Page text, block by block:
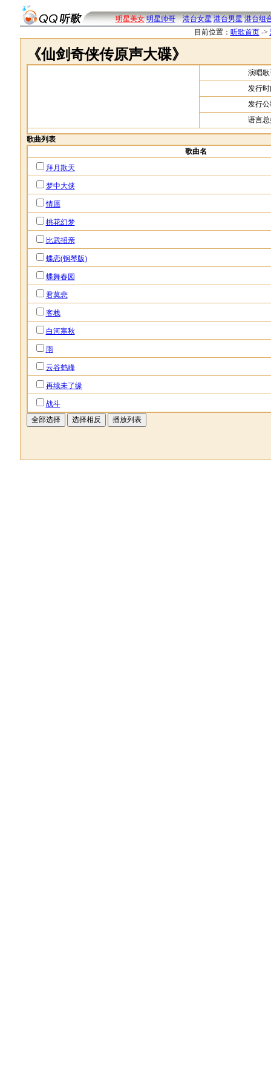
明星美女 明星帅哥 港台女星 港台男星 港台组
目前位置： 听歌首页 ->
《仙剑奇侠传原声大碟》
演唱歌
发行时
发行公
语言总
歌曲列表
歌曲名
拜月欺天
梦中大侠
情愿
桃花幻梦
比武招亲
蝶恋(钢琴版)
蝶舞春园
君莫悲
客栈
白河寒秋
雨
云谷鹤峰
再续未了缘
战斗